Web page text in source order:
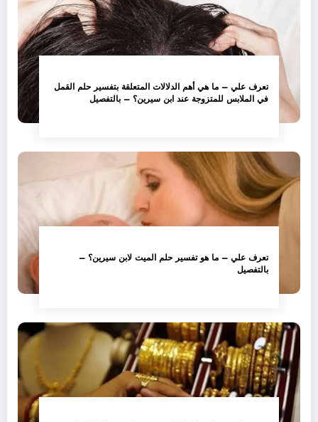
تعرف علي – ما هي أهم الدلالات المتعلقة بتفسير حلم القمل
في الملابس للمتزوجة عند ابن سيرين؟ – بالتفصيل
تعرف علي – ما هو تفسير حلم الميت لابن سيرين؟ –
بالتفصيل